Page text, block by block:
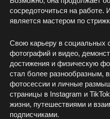
сосредоточиться на работе.
является мастером по
Свою карьеру в социальных
фотографий и видео,
достижения и физическую
стал более разнообразным,
фотосессии и личные
страницы в Instagram и
жизни, путешествиями и
подписчиками.